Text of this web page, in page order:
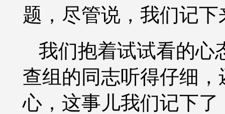
题，尽管说，我们记下
我们抱着试试看的心
查组的同志听得仔细
心，这事儿我们记下